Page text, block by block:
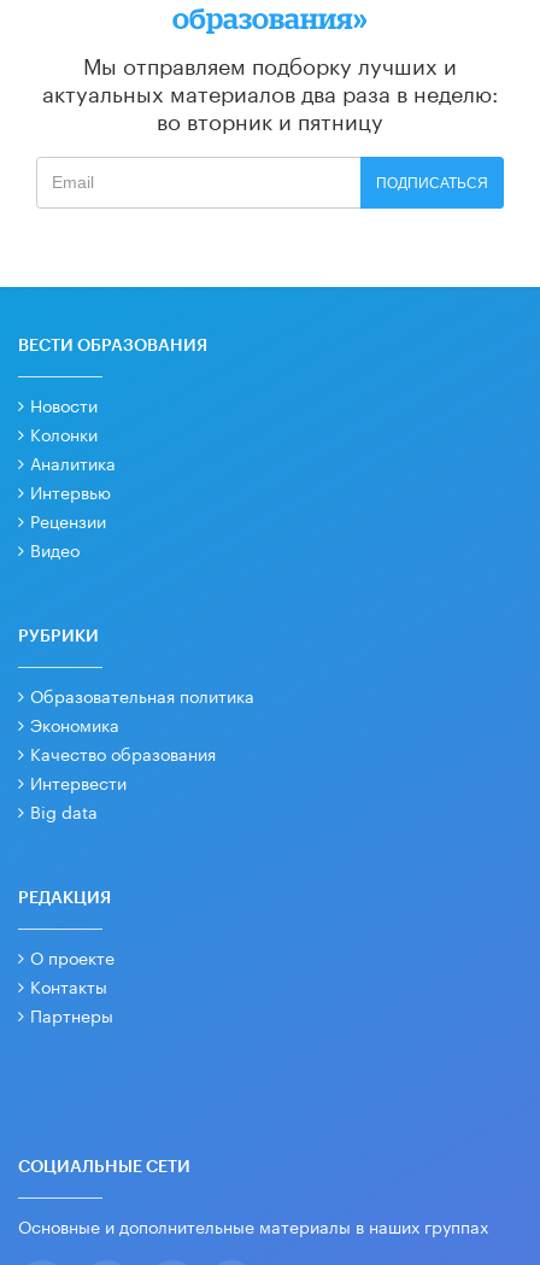
образования»
Мы отправляем подборку лучших и
актуальных материалов два раза в неделю:
во вторник и пятницу
ПОДПИСАТЬСЯ
ВЕСТИ ОБРАЗОВАНИЯ
Новости
Колонки
Аналитика
Интервью
Рецензии
Видео
РУБРИКИ
Образовательная политика
Экономика
Качество образования
Интервести
Big data
РЕДАКЦИЯ
О проекте
Контакты
Партнеры
СОЦИАЛЬНЫЕ СЕТИ
Основные и дополнительные материалы в наших группах